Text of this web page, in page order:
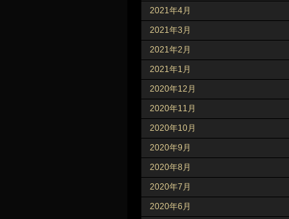
2021年4月
2021年3月
2021年2月
2021年1月
2020年12月
2020年11月
2020年10月
2020年9月
2020年8月
2020年7月
2020年6月